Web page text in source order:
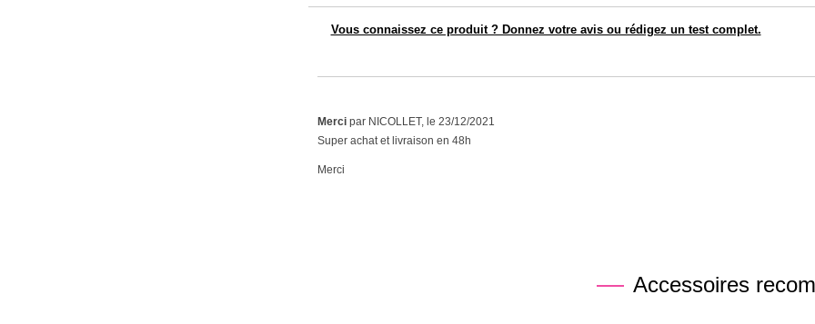
Vous connaissez ce produit ? Donnez votre avis ou rédigez un test complet.
Mercipar NICOLLET, le 23/12/2021
Super achat et livraison en 48h
Merci
Accessoires